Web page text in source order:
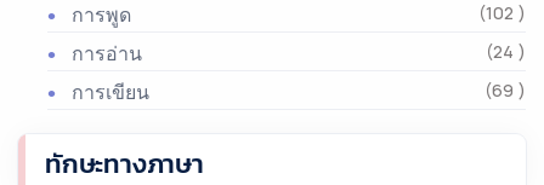
การพูด (102 )
การอ่าน (24 )
การเขียน (69 )
ทักษะทางภาษา